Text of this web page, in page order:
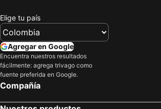
Elige tu país
Agregar en Google
Encuentra nuestros resultados
fácilmente: agrega trivago como
fuente preferida en Google.
Compañía